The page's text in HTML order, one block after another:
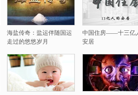
海盐传奇：盐运伴随国运
走过的悠悠岁月
中国住房——十三亿
安居